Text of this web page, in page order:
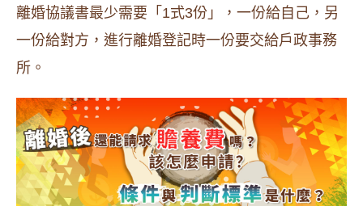
離婚協議書最少需要「1式3份」，一份給自己，另
一份給對方，進行離婚登記時一份要交給戶政事務
所。